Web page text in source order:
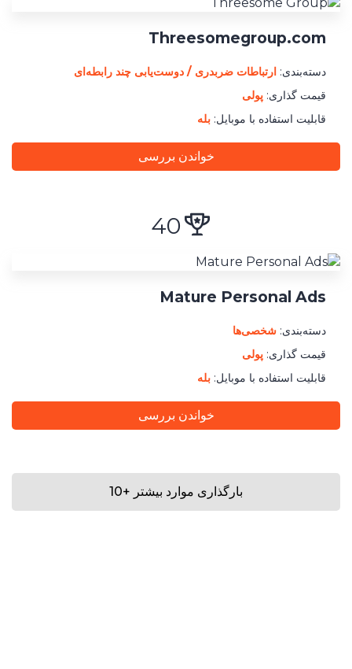
Threesomegroup.com
دسته‌بندی: ارتباطات ضربدری / دوست‌یابی چند رابطه‌ای
قیمت گذاری: پولی
قابلیت استفاده با موبایل: بله
خواندن بررسی
40
Mature Personal Ads
دسته‌بندی: شخصی‌ها
قیمت گذاری: پولی
قابلیت استفاده با موبایل: بله
خواندن بررسی
بارگذاری موارد بیشتر +
10